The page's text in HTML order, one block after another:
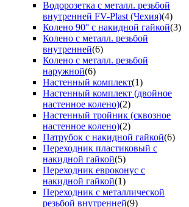
Водорозетка с металл. резьбой
внутренней FV-Plast (Чехия)(4)
Колено 90° с накидной гайкой(3)
Колено с металл. резьбой
внутренней(6)
Колено с металл. резьбой
наружной(6)
Настенный комплект(1)
Настенный комплект (двойное
настенное колено)(2)
Настенный тройник (сквозное
настенное колено)(2)
Патрубок с накидной гайкой(6)
Переходник пластиковый с
накидной гайкой(5)
Переходник евроконус с
накидной гайкой(1)
Переходник с металлической
резьбой внутренней(9)